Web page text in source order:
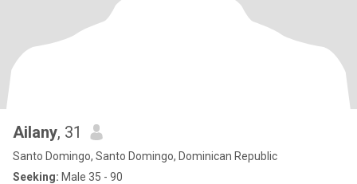
Ailany, 31
Santo Domingo, Santo Domingo, Dominican Republic
Seeking: Male 35 - 90